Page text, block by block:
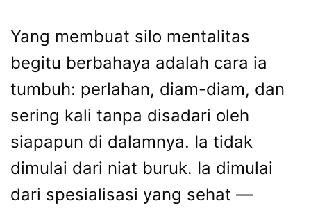
Yang membuat silo mentalitas
begitu berbahaya adalah cara ia
tumbuh: perlahan, diam-diam, dan
sering kali tanpa disadari oleh
siapapun di dalamnya. Ia tidak
dimulai dari niat buruk. Ia dimulai
dari spesialisasi yang sehat —